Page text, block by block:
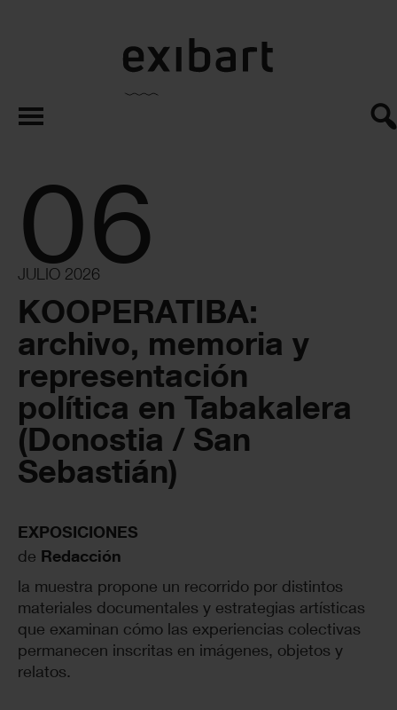
exibart.es
06
JULIO 2026
KOOPERATIBA:
archivo, memoria y
representación
política en Tabakalera
(Donostia / San
Sebastián)
EXPOSICIONES
de Redacción
la muestra propone un recorrido por distintos
materiales documentales y estrategias artísticas
que examinan cómo las experiencias colectivas
permanecen inscritas en imágenes, objetos y
relatos.